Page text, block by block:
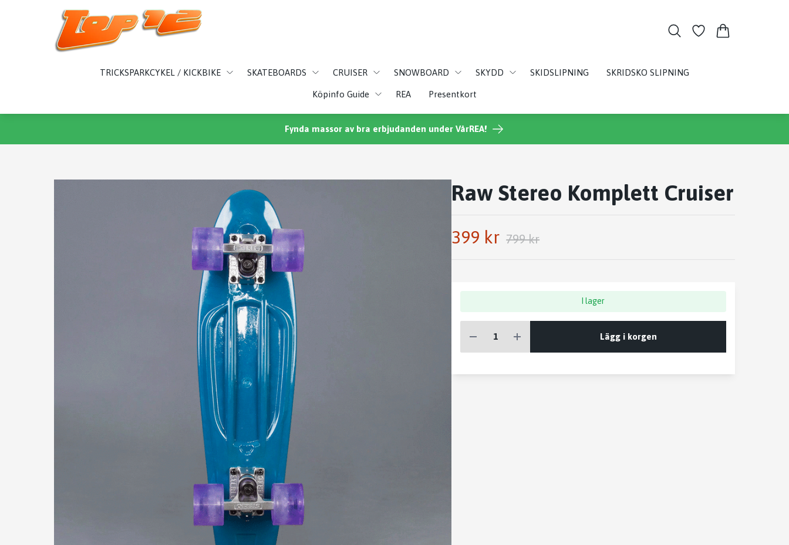
TRICKSPARKCYKEL / KICKBIKE SKATEBOARDS CRUISER SNOWBOARD SKYDD SKIDSLIPNING SKRIDSKO SLIPNING
Köpinfo Guide REA Presentkort
Fynda massor av bra erbjudanden under VårREA!
Raw Stereo Komplett Cruiser
399 kr 799 kr
I lager
Lägg i korgen